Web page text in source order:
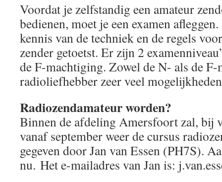
Voordat je zelfstandig een amateur
bedienen, moet je een examen
kennis van de techniek en de regels
zender getoetst. Er zijn 2
de F-machtiging. Zowel de N- als de
radioliefhebber zeer veel
Radiozendamateur worden?
Binnen de afdeling Amersfoort zal, bij
vanaf september weer de cursus
gegeven door Jan van Essen (PH7S).
nu. Het e-mailadres van Jan is: